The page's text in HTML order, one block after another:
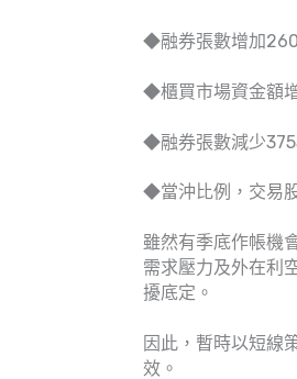
◆融券張數增加
◆櫃買市場資金額
◆融券張數減少
◆當沖比例，交易
雖然有季底作帳機
需求壓力及外在利
擾底定。
因此，暫時以短線
效。